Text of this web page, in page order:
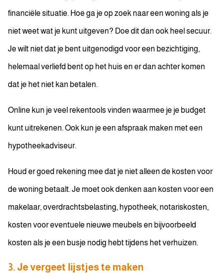
financiële situatie. Hoe ga je op zoek naar een woning als je
niet weet wat je kunt uitgeven? Doe dit dan ook heel secuur.
Je wilt niet dat je bent uitgenodigd voor een bezichtiging,
helemaal verliefd bent op het huis en er dan achter komen
dat je het niet kan betalen.
Online kun je veel rekentools vinden waarmee je je budget
kunt uitrekenen. Ook kun je een afspraak maken met een
hypotheekadviseur.
Houd er goed rekening mee dat je niet alleen de kosten voor
de woning betaalt. Je moet ook denken aan kosten voor een
makelaar, overdrachtsbelasting, hypotheek, notariskosten,
kosten voor eventuele nieuwe meubels en bijvoorbeeld
kosten als je een busje nodig hebt tijdens het verhuizen.
3. Je vergeet lijstjes te maken